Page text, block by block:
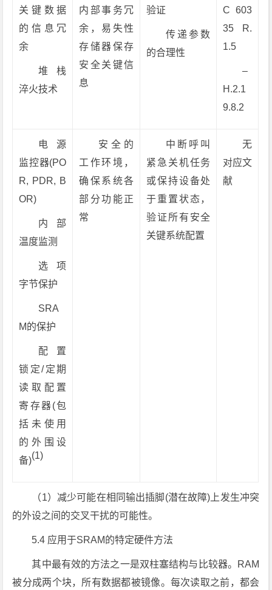
关键数据
的信息冗
余
堆栈
淬火技术
内部事务冗
余，易失性
存储器保存
安全关键信
息
验证
传递参数
的合理性
C 603
35 R.
1.5
–
H.2.1
9.8.2
电源
监控器(PO
R, PDR, B
OR)
内部
温度监测
选项
字节保护
SRA
M的保护
配置
锁定/定期
读取配置
寄存器(包
括未使用
的外围设
备)(1)
安全的
工作环境，
确保系统各
部分功能正
常
中断呼叫
紧急关机任务
或保持设备处
于重置状态，
验证所有安全
关键系统配置
无
对应文
献
（1）减少可能在相同输出插脚(潜在故障)上发生冲突
的外设之间的交叉干扰的可能性。
5.4 应用于SRAM的特定硬件方法
其中最有效的方法之一是双柱塞结构与比较器。RAM
被分成两个块，所有数据都被镜像。每次读取之前，都会